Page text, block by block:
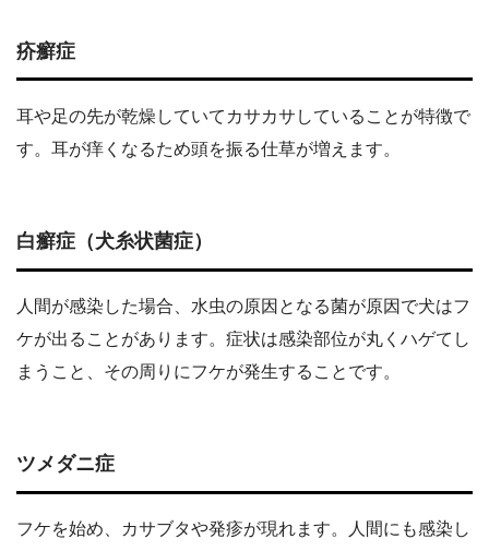
疥癬症
耳や足の先が乾燥していてカサカサしていることが特徴で
す。耳が痒くなるため頭を振る仕草が増えます。
白癬症（犬糸状菌症）
人間が感染した場合、水虫の原因となる菌が原因で犬はフ
ケが出ることがあります。症状は感染部位が丸くハゲてし
まうこと、その周りにフケが発生することです。
ツメダニ症
フケを始め、カサブタや発疹が現れます。人間にも感染し